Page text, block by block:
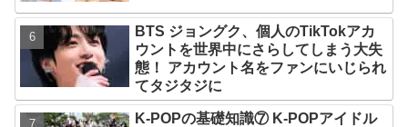
と話題沸騰
BTS ジョングク、個人のTikTokアカ
ウントを世界中にさらしてしまう大失
態！ アカウント名をファンにいじられ
てタジタジに
K-POPの基礎知識⑦ K-POPアイドル